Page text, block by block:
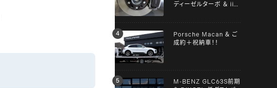
ディーゼルターボ ＆ iiD
Porsche Macan ＆ ご
成約＋祝納車！！
M-BENZ GLC63S前期